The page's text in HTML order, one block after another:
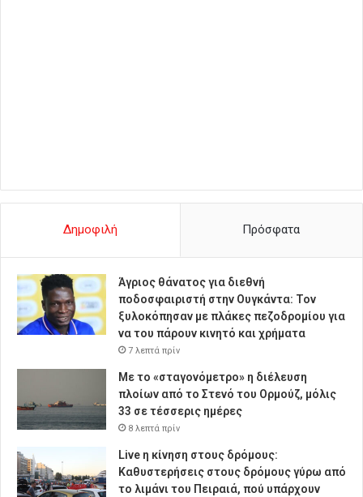
Δημοφιλή Πρόσφατα
Άγριος θάνατος για διεθνή
ποδοσφαιριστή στην Ουγκάντα: Τον
ξυλοκόπησαν με πλάκες πεζοδρομίου για
να του πάρουν κινητό και χρήματα
7 λεπτά πρίν
Με το «σταγονόμετρο» η διέλευση
πλοίων από το Στενό του Ορμούζ, μόλις
33 σε τέσσερις ημέρες
8 λεπτά πρίν
Live η κίνηση στους δρόμους:
Καθυστερήσεις στους δρόμους γύρω από
το λιμάνι του Πειραιά, πού υπάρχουν